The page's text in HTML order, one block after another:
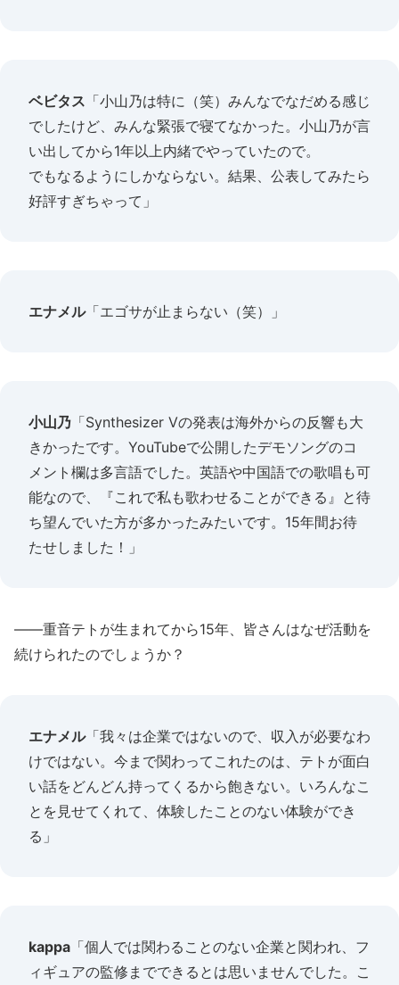
ベビタス 「小山乃は特に（笑）みんなでなだめる感じ
でしたけど、みんな緊張で寝てなかった。小山乃が言
い出してから1年以上内緒でやっていたので。
でもなるようにしかならない。結果、公表してみたら
好評すぎちゃって」
エナメル「エゴサが止まらない（笑）」
小山乃 「Synthesizer Vの発表は海外からの反響も大
きかったです。YouTubeで公開したデモソングのコ
メント欄は多言語でした。英語や中国語での歌唱も可
能なので、『これで私も歌わせることができる』と待
ち望んでいた方が多かったみたいです。15年間お待
たせしました！」
――重音テトが生まれてから15年、皆さんはなぜ活動を
続けられたのでしょうか？
エナメル「我々は企業ではないので、収入が必要なわ
けではない。今まで関わってこれたのは、テトが面白
い話をどんどん持ってくるから飽きない。いろんなこ
とを見せてくれて、体験したことのない体験ができ
る」
kappa 「個人では関わることのない企業と関われ、フ
ィギュアの監修までできるとは思いませんでした。こ